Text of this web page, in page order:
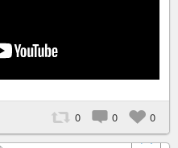
0 0
0
+ 1